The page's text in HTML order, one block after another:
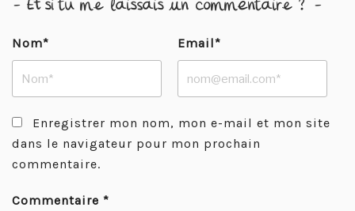
- Et si tu me laissais un commentaire ? -
Nom* Email*
Enregistrer mon nom, mon e-mail et mon site
dans le navigateur pour mon prochain
commentaire.
Commentaire *